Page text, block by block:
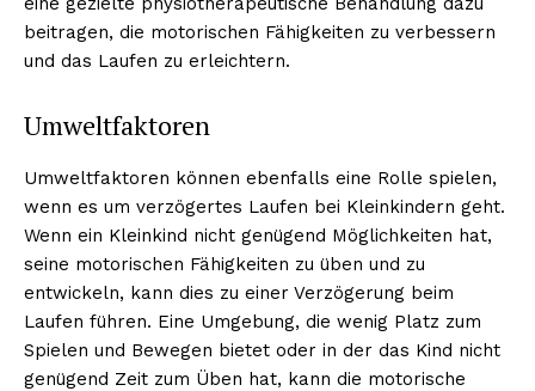
beitragen, die motorischen Fähigkeiten zu verbessern
und das Laufen zu erleichtern.
Umweltfaktoren
Umweltfaktoren können ebenfalls eine Rolle spielen,
wenn es um verzögertes Laufen bei Kleinkindern geht.
Wenn ein Kleinkind nicht genügend Möglichkeiten hat,
seine motorischen Fähigkeiten zu üben und zu
entwickeln, kann dies zu einer Verzögerung beim
Laufen führen. Eine Umgebung, die wenig Platz zum
Spielen und Bewegen bietet oder in der das Kind nicht
genügend Zeit zum Üben hat, kann die motorische